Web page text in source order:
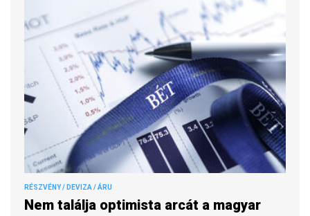
RÉSZVÉNY / DEVIZA / ÁRU
Nem találja optimista arcát a magyar